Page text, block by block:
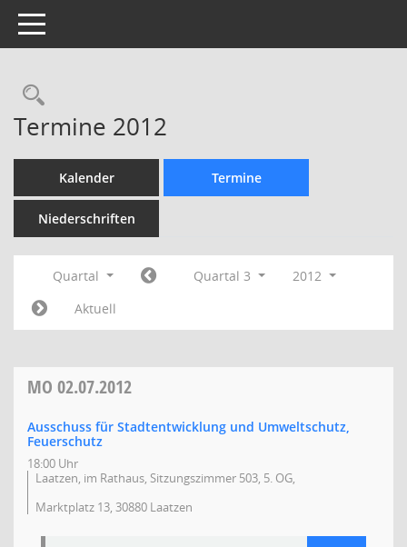
Toggle navigation
Rechercheauswahl
Termine 2012
Kalender Termine
Niederschriften
Quartal Quartal 3
2012
Aktuell
MO 02.07.2012
Ausschuss für Stadtentwicklung und Umweltschutz,
Feuerschutz
18:00 Uhr
Laatzen, im Rathaus, Sitzungszimmer 503, 5. OG,
Marktplatz 13, 30880 Laatzen